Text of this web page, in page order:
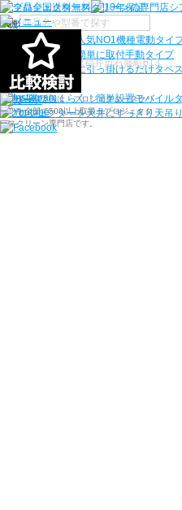
機種から選ぶ
シアターハウス人気NO1機種電動タイ
電源工事なしで簡単に取付手動タイプ
ネジ付きフックに引っ掛けるだけタペ
プ
持ち運びらくらく！簡単設置モバイル
プロジェクターを天井にすっきり 天吊
〒910-0122 福井県福井市石盛町613
シアターハウスは、プロジェクタースクリ
ーンを全部で500以上取扱うプロジェクタ
ースクリーン専門店です。